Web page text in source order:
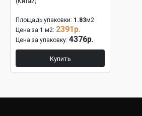
Площадь упаковки: 1.83м2
Цена за 1 м2: 2391р.
Цена за упаковку: 4376р.
Купить